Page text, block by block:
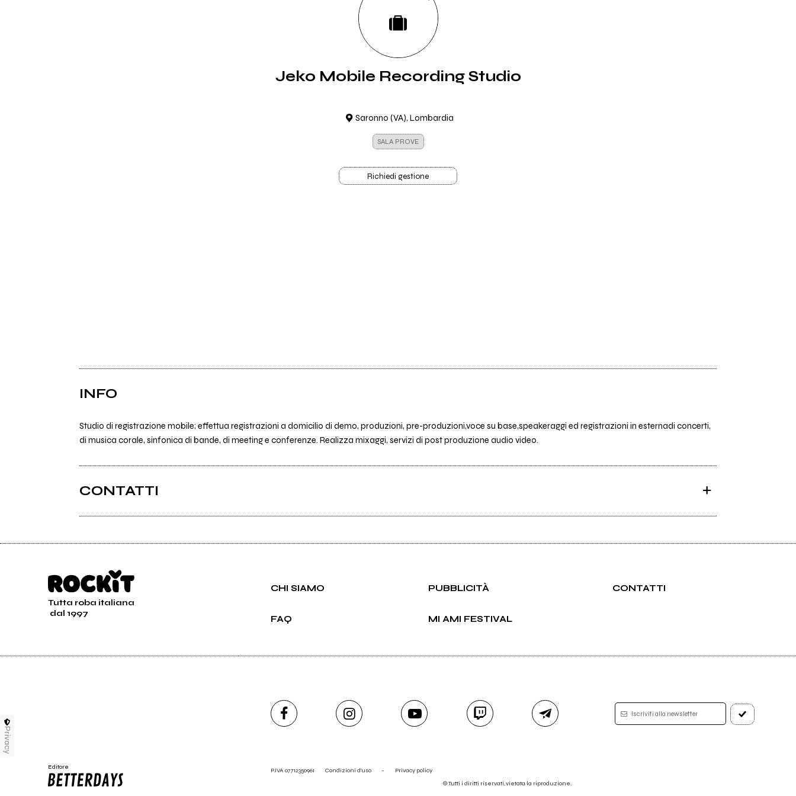
Jeko Mobile Recording Studio
Saronno (VA), Lombardia
SALA PROVE
Richiedi gestione
INFO
Studio di registrazione mobile; effettua registrazioni a domicilio di demo, produzioni, pre-produzioni,voce su base,speakeraggi ed registrazioni in esternadi concerti,
di musica corale, sinfonica di bande, di meeting e conferenze. Realizza mixaggi, servizi di post produzione audio video.
CONTATTI
Tutta roba italiana
dal 1997
CHI SIAMO PUBBLICITÀ CONTATTI
FAQ MI AMI FESTIVAL
Iscriviti alla newsletter
Editore P.IVA 07712350961 Condizioni d'uso -
Privacy policy
© Tutti i diritti riservati, vietata la riproduzione.
Privacy